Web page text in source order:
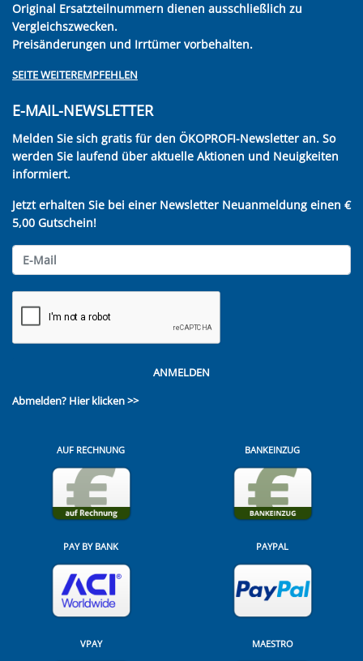
Original Ersatzteilnummern dienen ausschließlich zu
Vergleichszwecken.
Preisänderungen und Irrtümer vorbehalten.
SEITE WEITEREMPFEHLEN
E-MAIL-NEWSLETTER
Melden Sie sich gratis für den ÖKOPROFI-Newsletter an. So
werden Sie laufend über aktuelle Aktionen und Neuigkeiten
informiert.
Jetzt erhalten Sie bei einer Newsletter Neuanmeldung einen €
5,00 Gutschein!
ANMELDEN
Abmelden? Hier klicken >>
AUF RECHNUNG BANKEINZUG
PAY BY BANK PAYPAL
VPAY MAESTRO